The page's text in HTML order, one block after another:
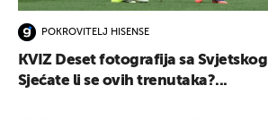
POKROVITELJ HISENSE
KVIZ Deset fotografija sa
Sjećate li se ovih trenutaka?...